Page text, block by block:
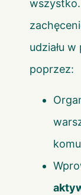
udziału
poprzez: